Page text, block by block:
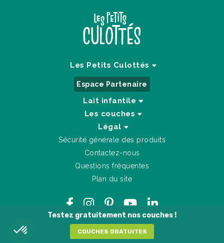
Testez gratuitement nos couches !
COUCHES GRATUITES
Les Petits Culottés
Espace Partenaire
Lait infantile
Les couches
Légal
Sécurité générale des produits
Contactez-nous
Questions fréquentes
Plan du site